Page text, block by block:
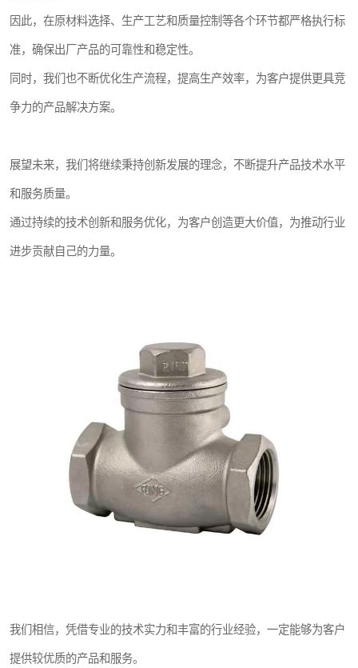
因此，在原材料选择、生产工艺和质量控制等各个环节都严格执行标
准，确保出厂产品的可靠性和稳定性。
同时，我们也不断优化生产流程，提高生产效率，为客户提供更具竞
争力的产品解决方案。
展望未来，我们将继续秉持创新发展的理念，不断提升产品技术水平
和服务质量。
通过持续的技术创新和服务优化，为客户创造更大价值，为推动行业
进步贡献自己的力量。
我们相信，凭借专业的技术实力和丰富的行业经验，一定能够为客户
提供较优质的产品和服务。